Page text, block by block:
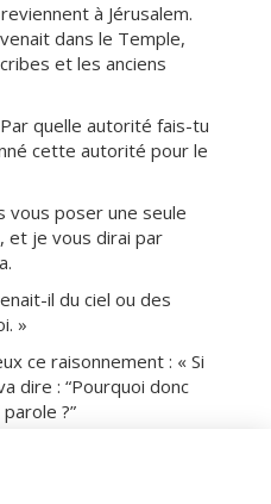
à Jérusalem.
dans le Temple,
et les anciens
quelle autorité fais-tu
cette autorité pour le
vous poser une seule
et je vous dirai par
il du ciel ou des
»
ce raisonnement : « Si
dire : “Pourquoi donc
?”
tout le monde
un prophète.